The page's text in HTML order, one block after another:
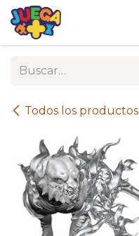
Ir al contenido
Todos los productos